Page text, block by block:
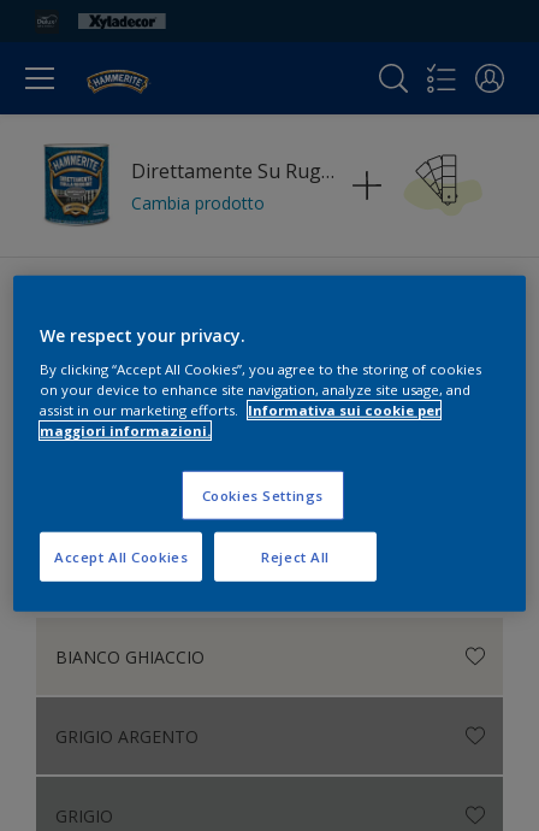
Direttamente Su Ruggine Martellato
Cambia prodotto
Colori
Opaco
BIANCO GHIACCIO
GRIGIO ARGENTO
GRIGIO
We respect your privacy.
By clicking “Accept All Cookies”, you agree to the storing of cookies
on your device to enhance site navigation, analyze site usage, and
assist in our marketing efforts.
Informativa sui cookie per
maggiori informazioni.
Cookies Settings
Reject All
Accept All Cookies